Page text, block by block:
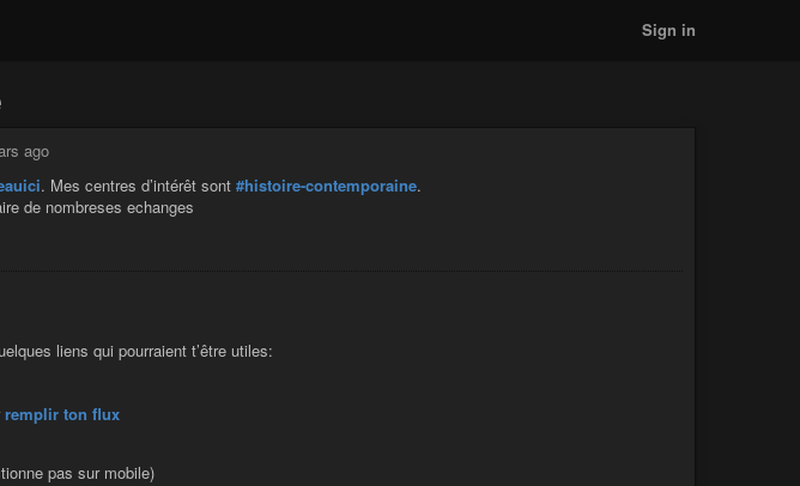
Sign in
ago
. Mes centres d’intérêt sont #histoire-contemporaine.
de nombreses echanges
liens qui pourraient t’être utiles:
remplir ton flux
pas sur mobile)